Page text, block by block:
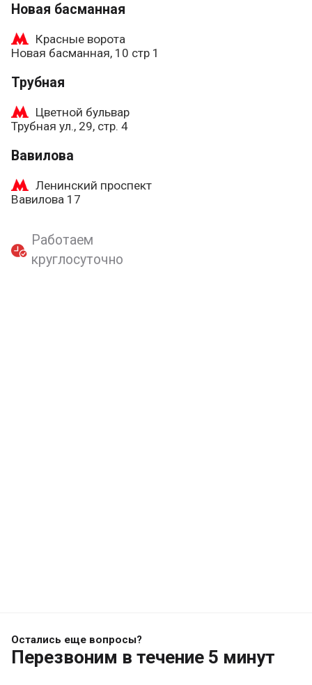
Новая басманная
Красные ворота
Новая басманная, 10 стр 1
Трубная
Цветной бульвар
Трубная ул., 29, стр. 4
Вавилова
Ленинский проспект
Вавилова 17
Работаем
круглосуточно
Остались еще вопросы?
Перезвоним в течение 5 минут